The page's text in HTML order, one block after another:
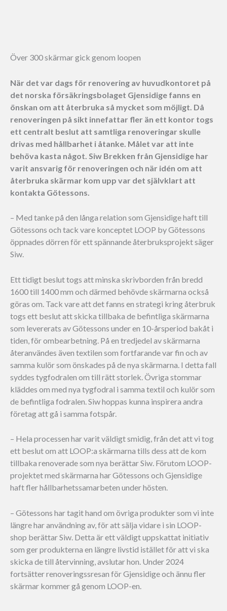
Över 300 skärmar gick genom loopen
När det var dags för renovering av huvudkontoret på
det norska försäkringsbolaget Gjensidige fanns en
önskan om att återbruka så mycket som möjligt. Då
renoveringen på sikt innefattar fler än ett kontor togs
ett centralt beslut att samtliga renoveringar skulle
drivas med hållbarhet i åtanke. Målet var att inte
behöva kasta något. Siw Brekken från Gjensidige har
varit ansvarig för renoveringen och när idén om att
återbruka skärmar kom upp var det självklart att
kontakta Götessons.
– Med tanke på den långa relation som Gjensidige haft till
Götessons och tack vare konceptet LOOP by Götessons
öppnades dörren för ett spännande återbruksprojekt säger
Siw.
Ett tidigt beslut togs att minska skrivborden från bredd
1600 till 1400 mm och därmed behövde skärmarna också
göras om. Tack vare att det fanns en strategi kring återbruk
togs ett beslut att skicka tillbaka de befintliga skärmarna
som levererats av Götessons under en 10-årsperiod bakåt i
tiden, för ombearbetning. På en tredjedel av skärmarna
återanvändes även textilen som fortfarande var fin och av
samma kulör som önskades på de nya skärmarna. I detta fall
syddes tygfodralen om till rätt storlek. Övriga stommar
kläddes om med nya tygfodral i samma textil och kulör som
de befintliga fodralen. Siw hoppas kunna inspirera andra
företag att gå i samma fotspår.
– Hela processen har varit väldigt smidig, från det att vi tog
ett beslut om att LOOP:a skärmarna tills dess att de kom
tillbaka renoverade som nya berättar Siw. Förutom LOOP-
projektet med skärmarna har Götessons och Gjensidige
haft fler hållbarhetssamarbeten under hösten.
– Götessons har tagit hand om övriga produkter som vi inte
längre har användning av, för att sälja vidare i sin LOOP-
shop berättar Siw. Detta är ett väldigt uppskattat initiativ
som ger produkterna en längre livstid istället för att vi ska
skicka de till återvinning, avslutar hon. Under 2024
fortsätter renoveringssresan för Gjensidige och ännu fler
skärmar kommer gå genom LOOP-en.